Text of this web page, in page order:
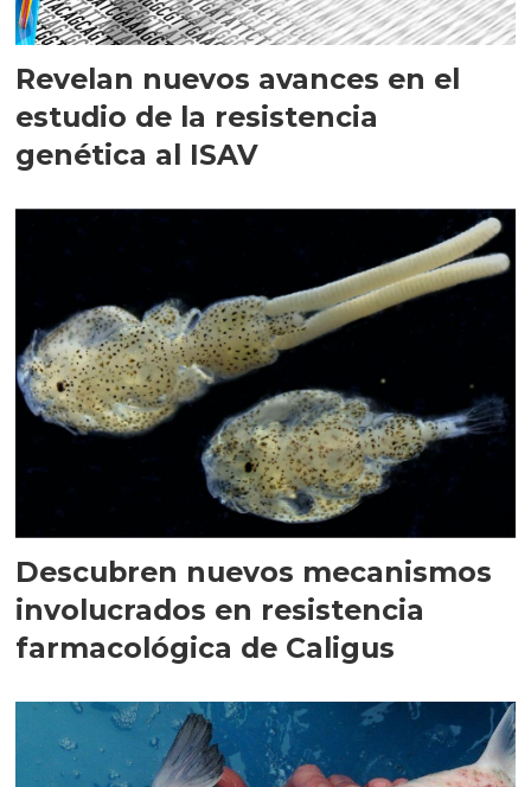
Revelan nuevos avances en el
estudio de la resistencia
genética al ISAV
Descubren nuevos mecanismos
involucrados en resistencia
farmacológica de Caligus